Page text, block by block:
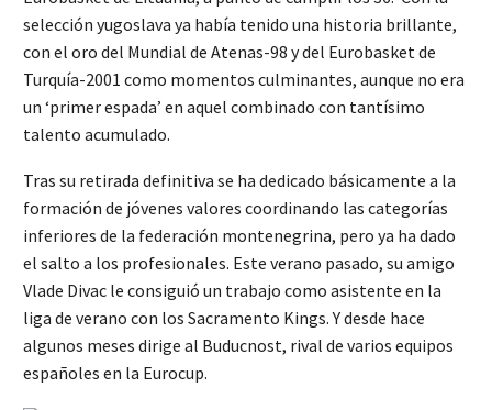
selección yugoslava ya había tenido una historia brillante,
con el oro del Mundial de Atenas-98 y del Eurobasket de
Turquía-2001 como momentos culminantes, aunque no era
un ‘primer espada’ en aquel combinado con tantísimo
talento acumulado.
Tras su retirada definitiva se ha dedicado básicamente a la
formación de jóvenes valores coordinando las categorías
inferiores de la federación montenegrina, pero ya ha dado
el salto a los profesionales. Este verano pasado, su amigo
Vlade Divac le consiguió un trabajo como asistente en la
liga de verano con los Sacramento Kings. Y desde hace
algunos meses dirige al Buducnost, rival de varios equipos
españoles en la Eurocup.